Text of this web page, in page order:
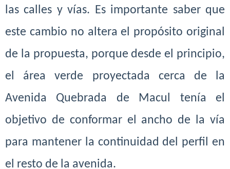
las calles y vías. Es importante saber que
este cambio no altera el propósito original
de la propuesta, porque desde el principio,
el área verde proyectada cerca de la
Avenida Quebrada de Macul tenía el
objetivo de conformar el ancho de la vía
para mantener la continuidad del perfil en
el resto de la avenida.